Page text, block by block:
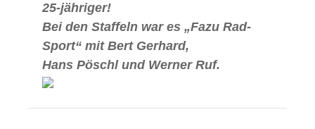
25-jähriger!
Bei den Staffeln war es „Fazu Rad-
Sport“ mit Bert Gerhard,
Hans Pöschl und Werner Ruf.